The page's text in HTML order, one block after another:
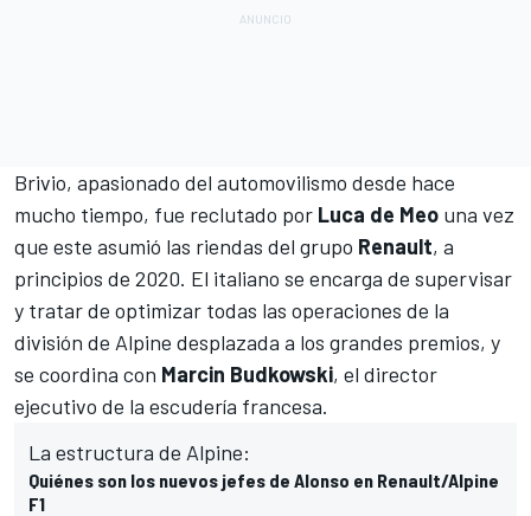
Brivio, apasionado del automovilismo desde hace
mucho tiempo, fue reclutado por Luca de Meo una vez
que este asumió las riendas del grupo Renault, a
principios de 2020. El italiano se encarga de supervisar
y tratar de optimizar todas las operaciones de la
división de Alpine desplazada a los grandes premios, y
se coordina con Marcin Budkowski, el director
ejecutivo de la escudería francesa.
La estructura de Alpine:
Quiénes son los nuevos jefes de Alonso en Renault/Alpine
F1